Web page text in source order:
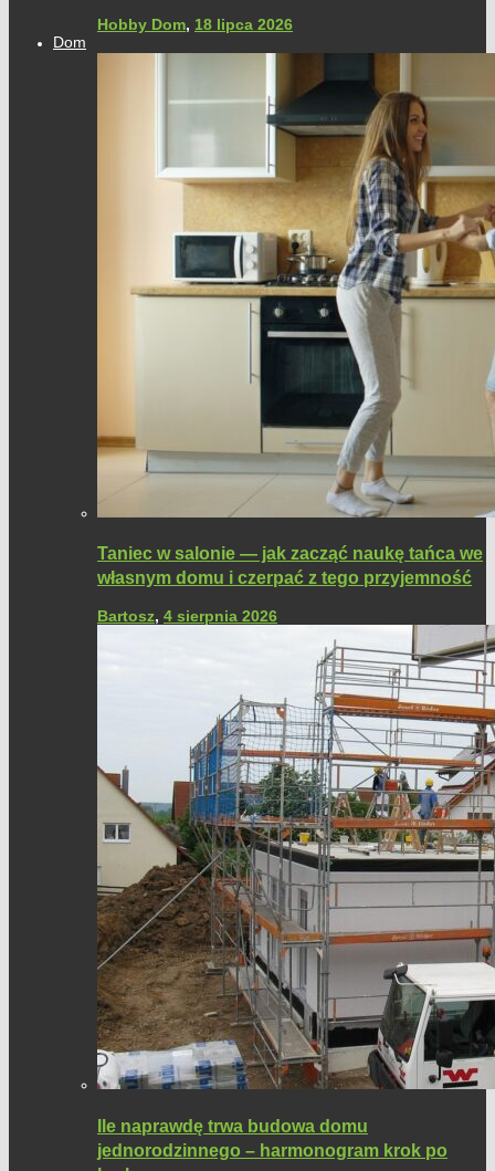
Hobby Dom, 18 lipca 2026
Dom
Taniec w salonie — jak zacząć naukę tańca we
własnym domu i czerpać z tego przyjemność
Bartosz, 4 sierpnia 2026
Ile naprawdę trwa budowa domu
jednorodzinnego – harmonogram krok po